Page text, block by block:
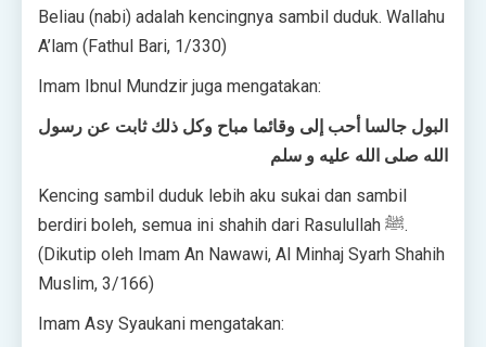
Beliau (nabi) adalah kencingnya sambil duduk. Wallahu
A’lam (Fathul Bari, 1/330)
Imam Ibnul Mundzir juga mengatakan:
البول جالسا أحب إلى وقائما مباح وكل ذلك ثابت عن رسول
الله صلى الله عليه و سلم
Kencing sambil duduk lebih aku sukai dan sambil
berdiri boleh, semua ini shahih dari Rasulullah ﷺ.
(Dikutip oleh Imam An Nawawi, Al Minhaj Syarh Shahih
Muslim, 3/166)
Imam Asy Syaukani mengatakan: